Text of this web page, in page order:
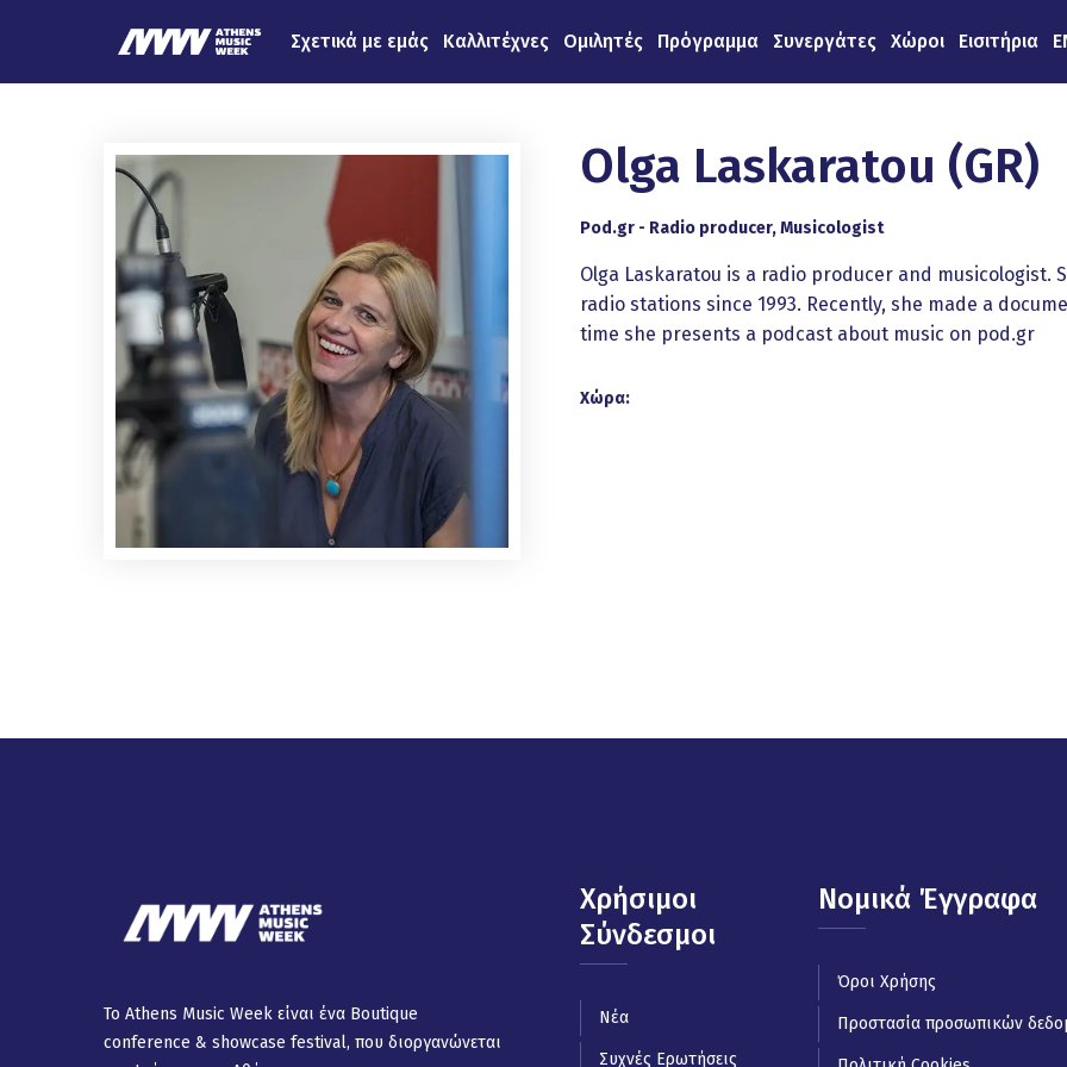
Σχετικά με εμάς Καλλιτέχνες Ομιλητές Πρόγραμμα Συνεργάτες Χώροι Εισιτήρια
Olga Laskaratou (GR)
Pod.gr - Radio producer, Musicologist
Olga Laskaratou is a radio producer and musicologist.
radio stations since 1993. Recently, she made a
time she presents a podcast about music on pod.gr
Χώρα:
Το Athens Music Week είναι ένα Βοutique
conference & showcase festival, που διοργανώνεται
Χρήσιμοι
Σύνδεσμοι
Νέα
Συχνές Ερωτήσεις
Νομικά Έγγραφα
Όροι Χρήσης
Προστασία προσωπικών